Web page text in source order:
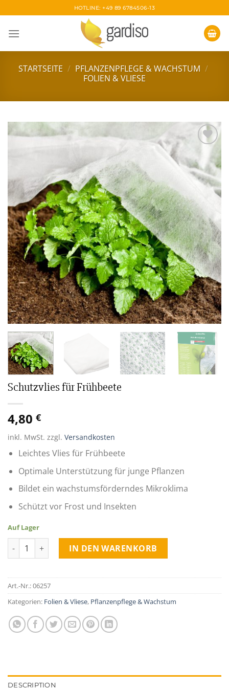
to
content
HOTLINE: +49 89 6784506-13
STARTSEITE / PFLANZENPFLEGE & WACHSTUM /
FOLIEN & VLIESE
Wunschliste
Schutzvlies für Frühbeete
4,80 €
inkl. MwSt. zzgl. Versandkosten
Leichtes Vlies für Frühbeete
Optimale Unterstützung für junge Pflanzen
Bildet ein wachstumsförderndes Mikroklima
Schützt vor Frost und Insekten
Auf Lager
Schutzvlies für Frühbeete quantity
IN DEN WARENKORB
Art.-Nr.:06257
Kategorien: Folien & Vliese, Pflanzenpflege & Wachstum
DESCRIPTION